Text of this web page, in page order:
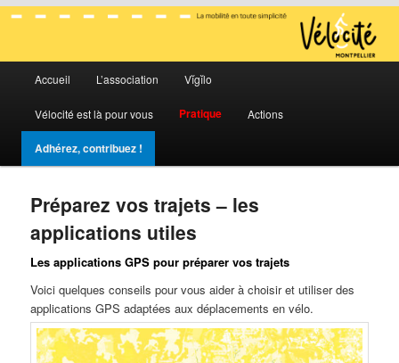
Vélocité Grand Montpellier
La mobilité en toute simplicité
Aller
au
contenu
principal
Aller
au
contenu
secondaire
Accueil L’association Vĭgĭlo
Vélocité est là pour vous Pratique Actions
Adhérez, contribuez !
Préparez vos trajets – les
applications utiles
Les applications GPS pour préparer vos trajets
Voici quelques conseils pour vous aider à choisir et utiliser des
applications GPS adaptées aux déplacements en vélo.